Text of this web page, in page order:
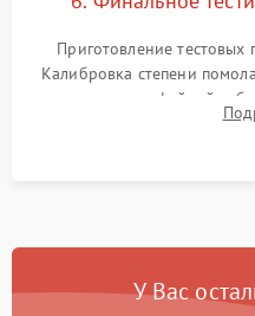
Приготовление тестовых
Калибровка степени
плотности кофейной
качества молочной пены.
У Вас